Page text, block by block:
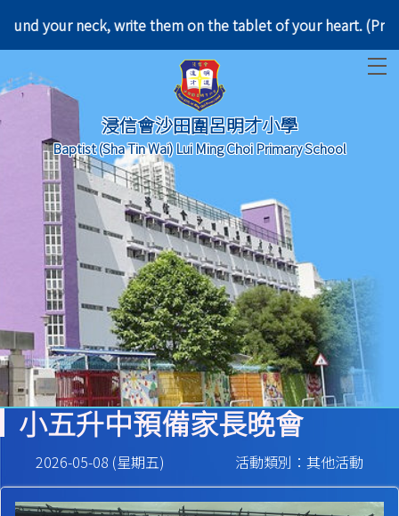
your neck, write them on the tablet of your heart.
浸信會沙田圍呂明才小學
Baptist (Sha Tin Wai) Lui Ming Choi Primary School
小五升中預備家長晚會
2026-05-08 (星期五) 活動類別：其他活動